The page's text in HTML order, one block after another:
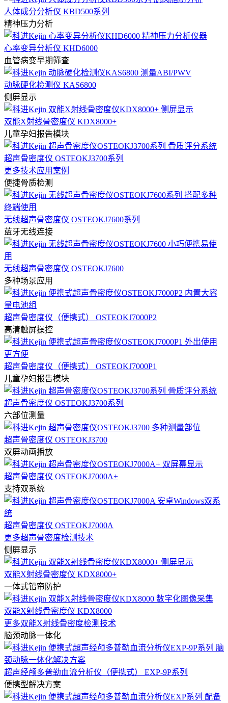
人体成分分析仪 KBD500系列
精神压力分析
心率变异分析仪 KHD6000
血管病变早期筛查
动脉硬化检测仪 KAS6800
侧屏显示
双能X射线骨密度仪 KDX8000+
儿童孕妇报告模块
超声骨密度仪 OSTEOKJ3700系列
更多技术应用案例
便捷骨质检测
无线超声骨密度仪 OSTEOKJ7600系列
蓝牙无线连接
无线超声骨密度仪 OSTEOKJ7600
多种场景应用
超声骨密度仪（便携式） OSTEOKJ7000P2
高清触屏操控
超声骨密度仪（便携式） OSTEOKJ7000P1
儿童孕妇报告模块
超声骨密度仪 OSTEOKJ3700系列
六部位测量
超声骨密度仪 OSTEOKJ3700
双屏动画播放
超声骨密度仪 OSTEOKJ7000A+
支持双系统
超声骨密度仪 OSTEOKJ7000A
更多超声骨密度检测技术
侧屏显示
双能X射线骨密度仪 KDX8000+
一体式铅帘防护
双能X射线骨密度仪 KDX8000
更多双能X射线骨密度检测技术
脑颈动脉一体化
超声经颅多普勒血流分析仪（便携式） EXP-9P系列
便携型解决方案